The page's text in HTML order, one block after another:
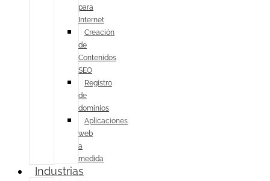
para
Internet
Creación
de
Contenidos
SEO
Registro
de
dominios
Aplicaciones
web
a
medida
Industrias